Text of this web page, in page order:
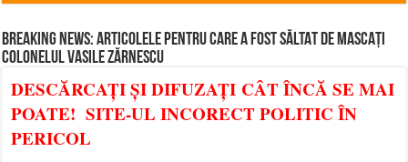
BREAKING NEWS: ARTICOLELE PENTRU CARE A FOST SĂLTAT DE MASCAȚI
COLONELUL VASILE ZĂRNESCU
DESCĂRCAȚI ȘI DIFUZAȚI CÂT ÎNCĂ SE MAI
POATE! SITE-UL INCORECT POLITIC ÎN
PERICOL